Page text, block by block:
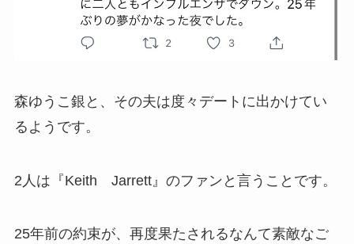
森ゆうこ銀と、その夫は度々デートに出かけてい
るようです。
2人は『Keith Jarrett』のファンと言うことです。
25年前の約束が、再度果たされるなんて素敵なご